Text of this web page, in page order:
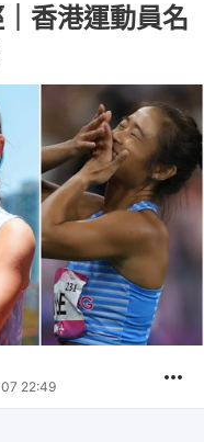
香港運動員名
22:49